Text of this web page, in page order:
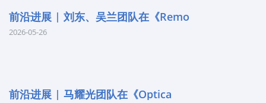
前沿进展 | 刘东、吴兰团队在《Remo
2026-05-26
前沿进展 | 马耀光团队在《Optica